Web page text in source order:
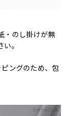
・のし掛けが無
。
ングのため、包